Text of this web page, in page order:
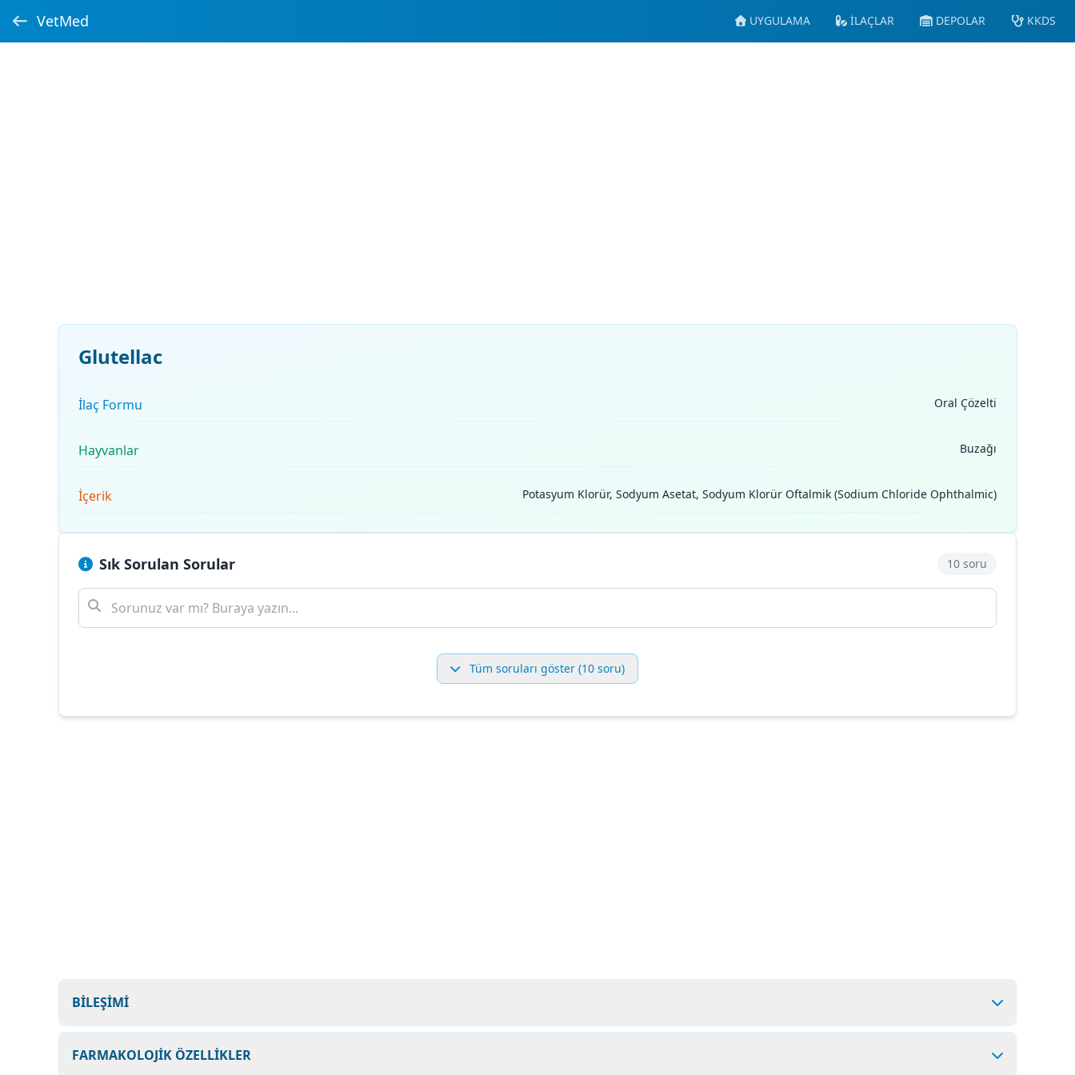
VetMed UYGULAMA İLAÇLAR DEPOLAR KKDS
Glutellac
İlaç Formu Oral Çözelti
Hayvanlar Buzağı
İçerik Potasyum Klorür, Sodyum Asetat, Sodyum Klorür Oftalmik (Sodium Chloride Ophthalmic)
Sık Sorulan Sorular 10 soru
Tüm soruları göster (10 soru)
BİLEŞİMİ
FARMAKOLOJİK ÖZELLİKLER